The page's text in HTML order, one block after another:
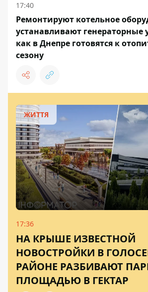
17:40
Ремонтируют котельное
устанавливают генераторные
как в Днепре готовятся к
сезону
ЖИТТЯ
17:36
НА КРЫШЕ ИЗВЕСТНОЙ
НОВОСТРОЙКИ В
РАЙОНЕ РАЗБИВАЮТ
ПЛОЩАДЬЮ В ГЕКТАР